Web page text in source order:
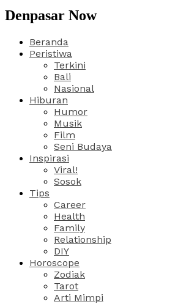
Denpasar Now
Beranda
Peristiwa
Terkini
Bali
Nasional
Hiburan
Humor
Musik
Film
Seni Budaya
Inspirasi
Viral!
Sosok
Tips
Career
Health
Family
Relationship
DIY
Horoscope
Zodiak
Tarot
Arti Mimpi